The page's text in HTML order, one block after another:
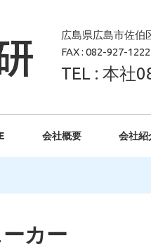
広島県広島市佐伯
FAX : 082-927-1222
TEL : 本社
会社概要 会社紹
カー